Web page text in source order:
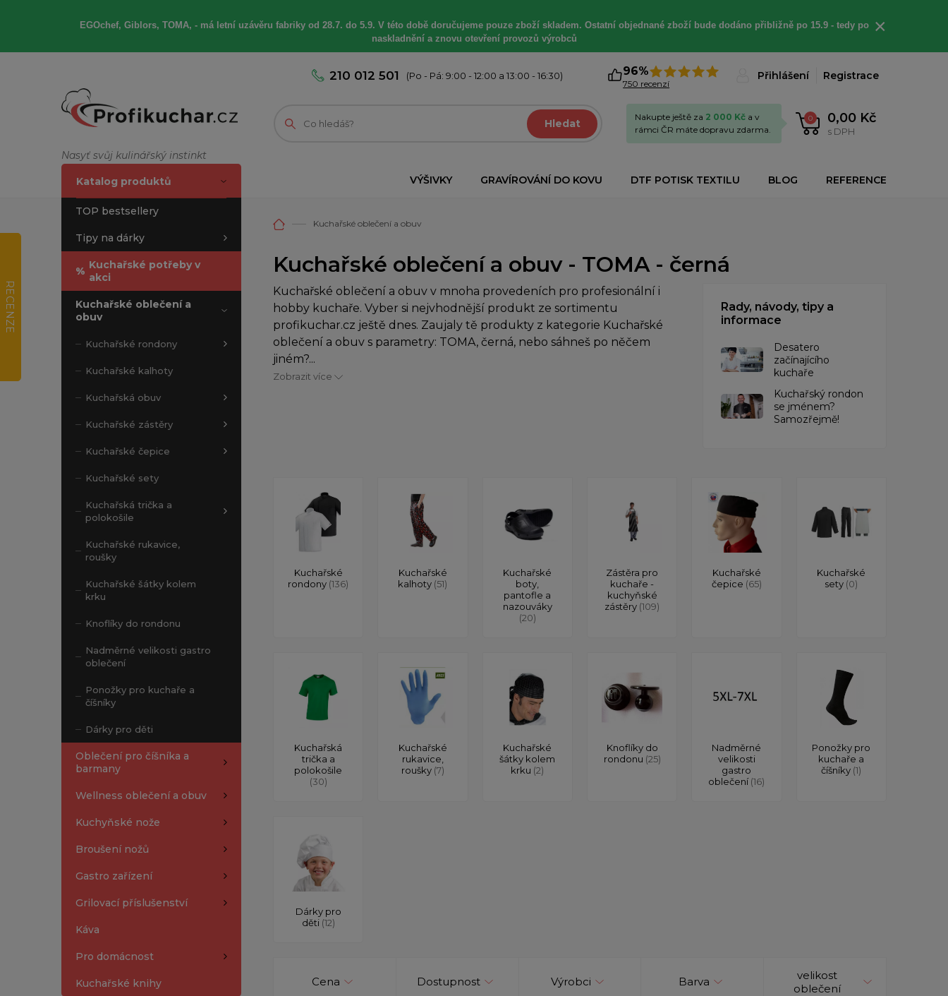
EGOchef, Giblors, TOMA, -má letní uzávěru fabriky od 28.7. do 5.9. V této době doručujeme pouze zboží skladem. Ostatní objednané zboží bude dodáno přibližně po 15.9 - tedy po
naskladnění a znovu otevření provozů výrobců
×
Nasyť svůj kulinářský instinkt
210 012 501 (Po - Pá: 9:00 - 12:00 a 13:00 - 16:30) 96%
750 recenzí
Přihlášení Registrace
Hledat 0 0,00 Kč
s DPH
Nakupte ještě za 2 000 Kč a v
rámci ČR máte dopravu zdarma.
VÝŠIVKY GRAVÍROVÁNÍ DO KOVU DTF POTISK TEXTILU BLOG REFERENCE
Katalog produktů
TOP bestsellery
Tipy na dárky
% Kuchařské potřeby v
akci
Kuchařské oblečení a
obuv
Kuchařské rondony
Kuchařské kalhoty
Kuchařská obuv
Kuchařské zástěry
Kuchařské čepice
Kuchařské sety
Kuchařská trička a
polokošile
Kuchařské rukavice,
roušky
Kuchařské šátky kolem
krku
Knoflíky do rondonu
Nadměrné velikosti gastro
oblečení
Ponožky pro kuchaře a
číšníky
Dárky pro děti
Oblečení pro číšníka a
barmany
Wellness oblečení a obuv
Kuchyňské nože
Broušení nožů
Gastro zařízení
Grilovací příslušenství
Káva
Pro domácnost
Kuchařské knihy
Kuchařské oblečení a obuv
Kuchařské oblečení a obuv - TOMA - černá
Kuchařské oblečení a obuv v mnoha provedeních pro profesionální i
hobby kuchaře. Vyber si nejvhodnější produkt ze sortimentu
profikuchar.cz ještě dnes. Zaujaly tě produkty z kategorie Kuchařské
oblečení a obuv s parametry: TOMA, černá, nebo sáhneš po něčem
jiném?...
Zobrazit více
Rady, návody, tipy a
informace
Desatero
začínajícího
kuchaře
Kuchařský rondon
se jménem?
Samozřejmě!
Kuchařské
rondony (136)
Kuchařské
kalhoty (51)
Kuchařské
boty,
pantofle a
nazouváky
(20)
Zástěra pro
kuchaře -
kuchyňské
zástěry (109)
Kuchařské
čepice (65)
Kuchařské
sety (0)
Kuchařská
trička a
polokošile
(30)
Kuchařské
rukavice,
roušky (7)
Kuchařské
šátky kolem
krku (2)
Knoflíky do
rondonu (25)
Nadměrné
velikosti
gastro
oblečení(16)
Ponožky pro
kuchaře a
číšníky (1)
Dárky pro
děti (12)
Cena Dostupnost Výrobci Barva
velikost
oblečení
RECENZE